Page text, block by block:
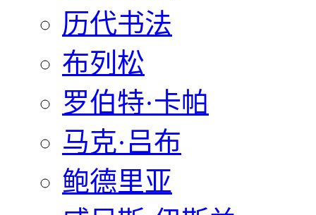
历代书法
布列松
罗伯特·卡帕
马克·吕布
鲍德里亚